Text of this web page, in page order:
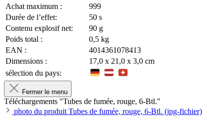
Achat maximum :
999
Durée de l’effet:
50 s
Contenu explosif net:
90 g
Poids total :
0,5 kg
EAN :
4014361078413
Dimensions :
17,0 x 21,0 x 3,0 cm
sélection du pays:
Fermer le menu
Téléchargements "Tubes de fumée, rouge, 6-Btl."
photo du produit Tubes de fumée, rouge, 6-Btl. (jpg-fichier)